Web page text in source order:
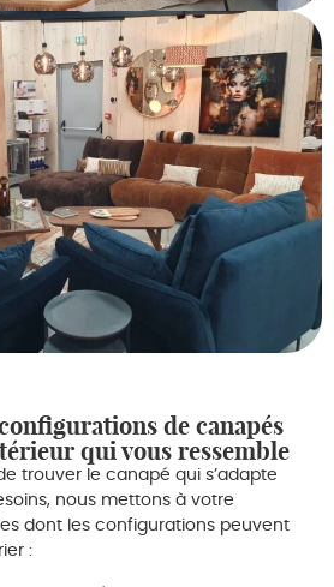
de canapés
qui vous ressemble
trouver le canapé qui s’adapte
nous mettons à votre
dont les configurations peuvent
: